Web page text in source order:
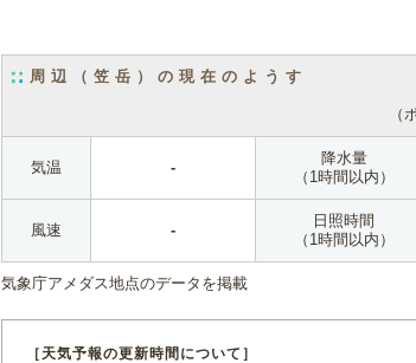
周辺（笠岳）の現在のようす
（
気温 -
降水量
（1時間以内）
風速 -
日照時間
（1時間以内）
気象庁アメダス地点のデータを掲載
［天気予報の更新時間について］